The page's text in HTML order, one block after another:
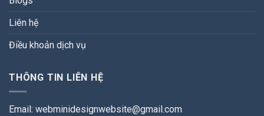
Liên hệ
Điều khoản dịch vụ
THÔNG TIN LIÊN HỆ
Email: webminidesignwebsite@gmail.com